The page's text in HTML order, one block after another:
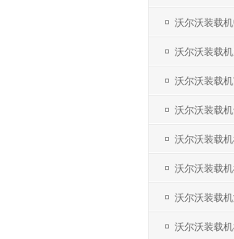
沃尔沃装载
沃尔沃装载
沃尔沃装载
沃尔沃装载
沃尔沃装载
沃尔沃装载
沃尔沃装载
沃尔沃装载